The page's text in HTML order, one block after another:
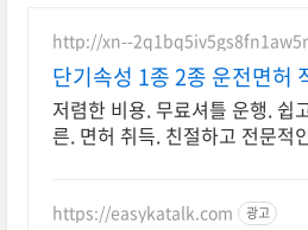
http://xn--
단기속성 1종 2종 운전면허
인반운영.빠른면허취득!
저렴한 비용. 무료셔틀 운행. 쉽
른. 면허 취득. 친절하고 전문적
득 가능!
https://easykatalk.com 광고